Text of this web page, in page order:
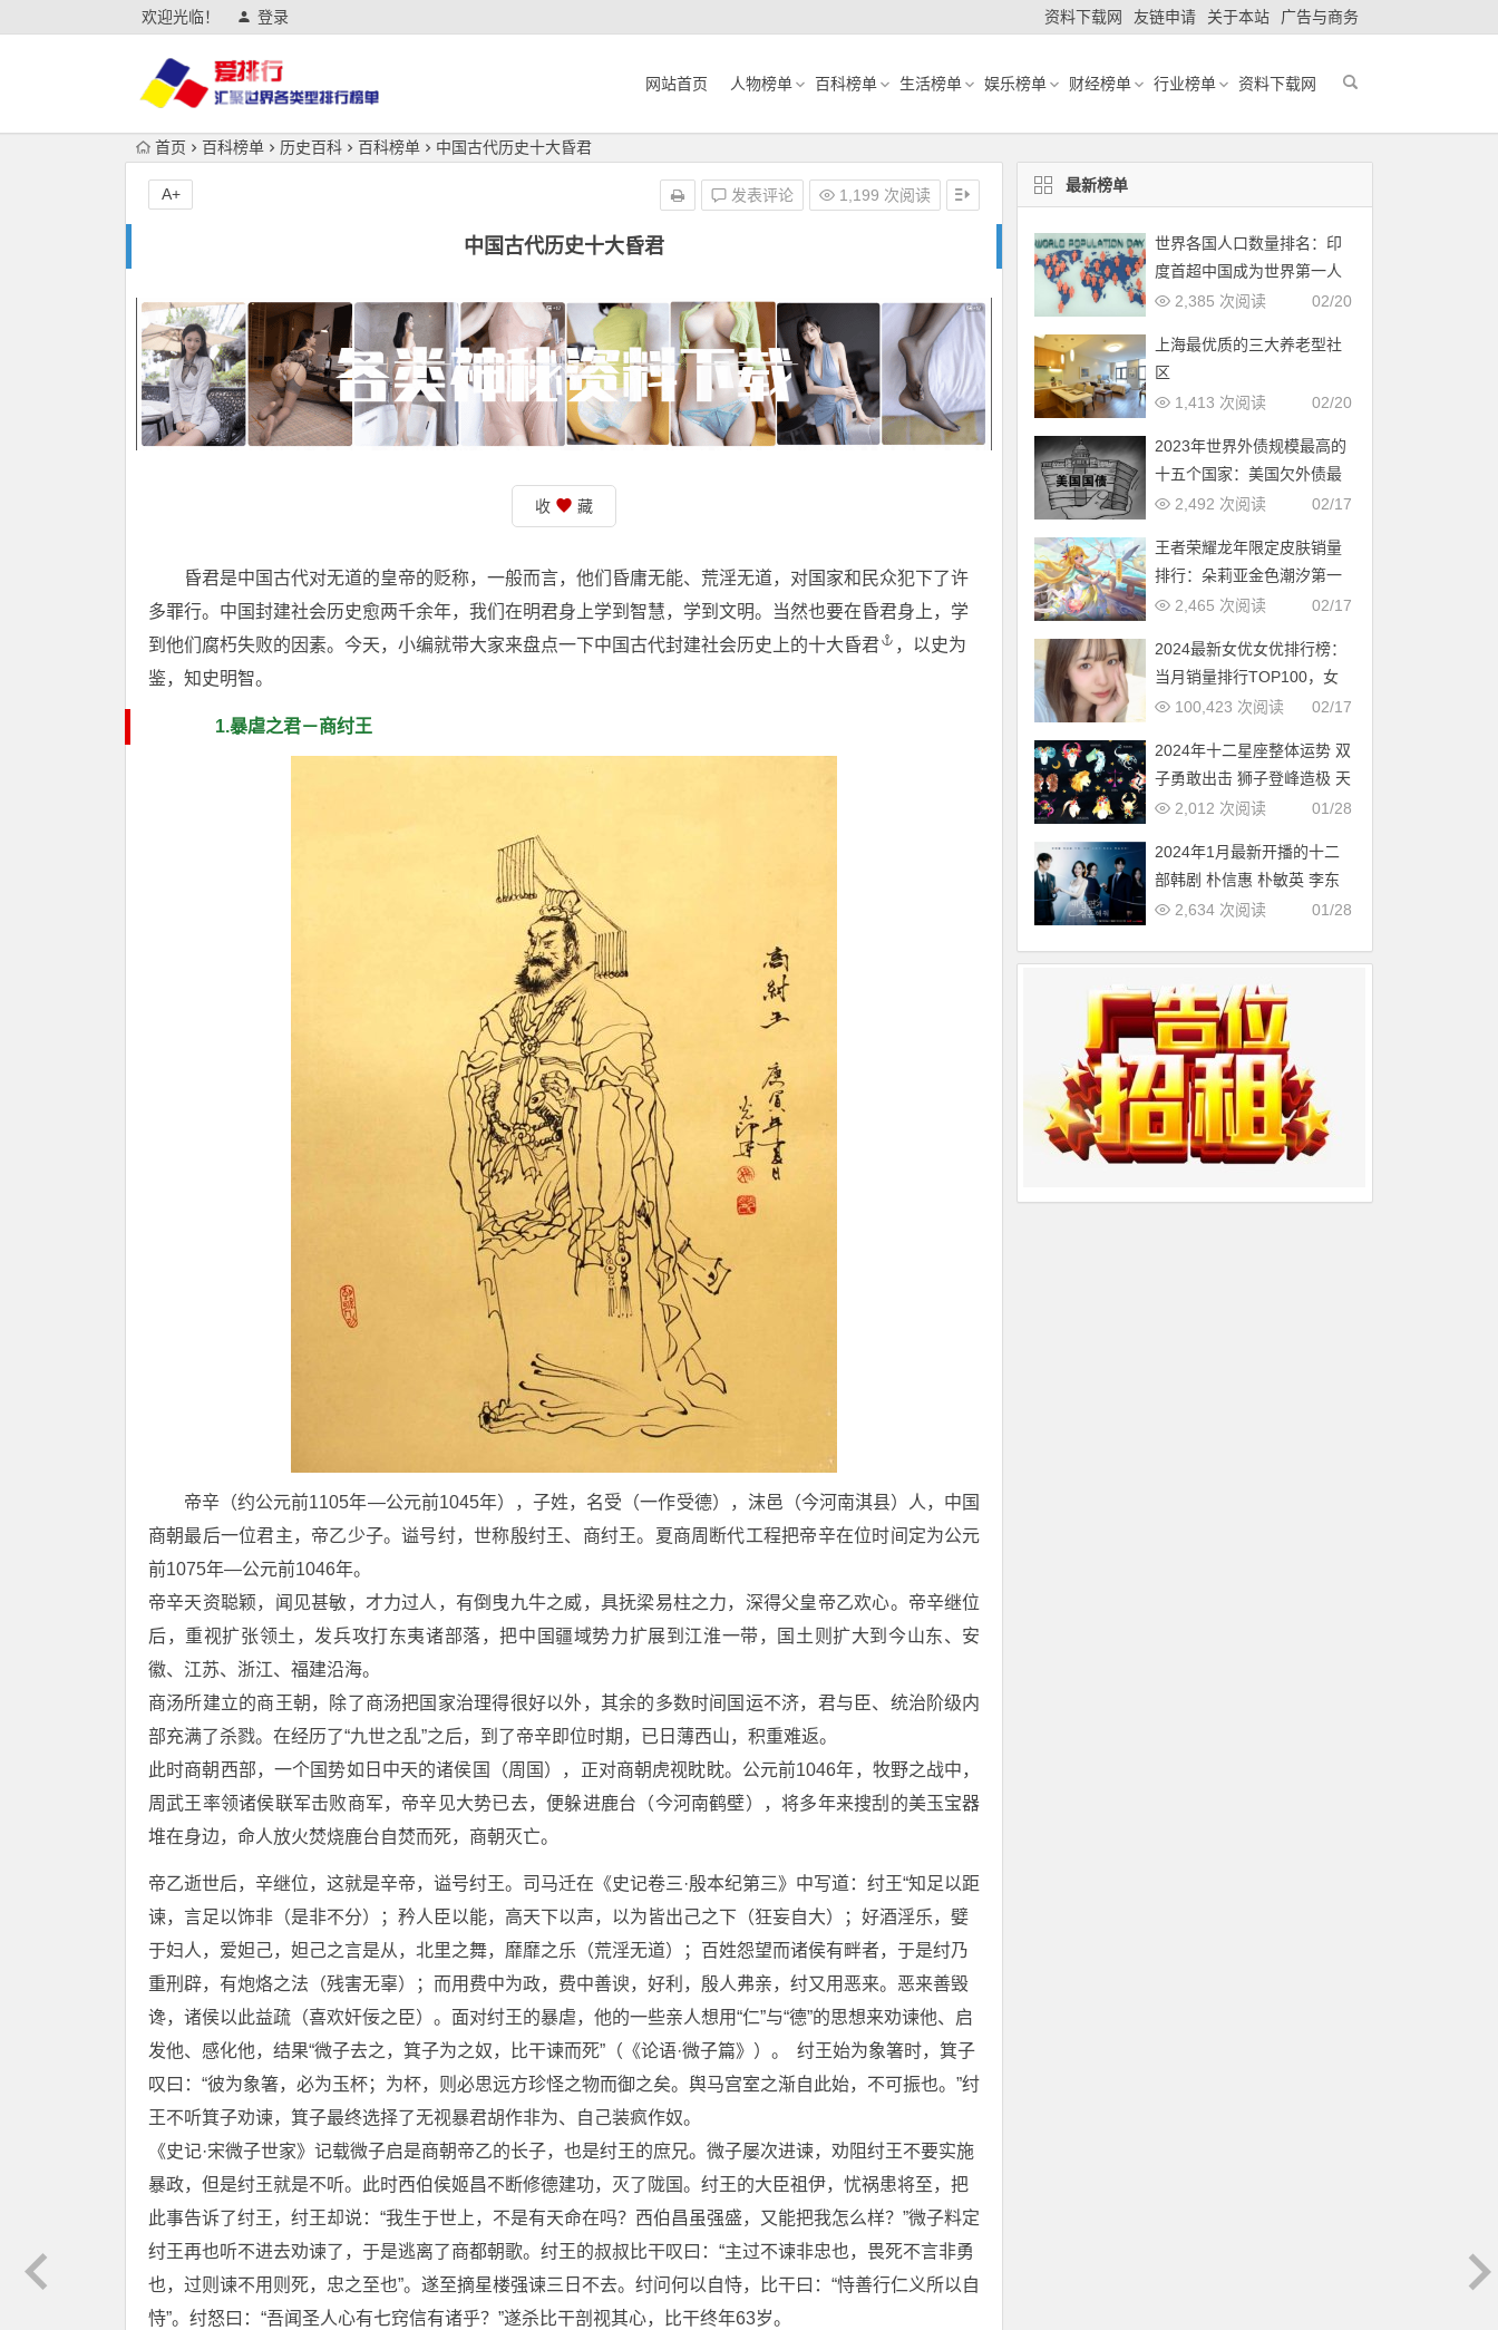
欢迎光临！ 登录 资料下载网 友链申请 关于本站 广告与商务
网站首页 人物榜单 百科榜单 生活榜单 娱乐榜单 财经榜单 行业榜单 资料下载网
首页 百科榜单 历史百科 百科榜单 中国古代历史十大昏君
中国古代历史十大昏君
发表评论 1,199 次阅读
A+
收 藏
昏君是中国古代对无道的皇帝的贬称，一般而言，他们昏庸无能、荒淫无道，对国家和民众犯下了许
多罪行。中国封建社会历史愈两千余年，我们在明君身上学到智慧，学到文明。当然也要在昏君身上，学
到他们腐朽失败的因素。今天，小编就带大家来盘点一下中国古代封建社会历史上的十大昏君
，以史为
鉴，知史明智。
1.暴虐之君－商纣王
帝辛（约公元前1105年―公元前1045年），子姓，名受（一作受德），沫邑（今河南淇县）人，中国
商朝最后一位君主，帝乙少子。谥号纣，世称殷纣王、商纣王。夏商周断代工程把帝辛在位时间定为公元
前1075年―公元前1046年。
帝辛天资聪颖，闻见甚敏，才力过人，有倒曳九牛之威，具抚梁易柱之力，深得父皇帝乙欢心。帝辛继位
后，重视扩张领土，发兵攻打东夷诸部落，把中国疆域势力扩展到江淮一带，国土则扩大到今山东、安
徽、江苏、浙江、福建沿海。
商汤所建立的商王朝，除了商汤把国家治理得很好以外，其余的多数时间国运不济，君与臣、统治阶级内
部充满了杀戮。在经历了“九世之乱”之后，到了帝辛即位时期，已日薄西山，积重难返。
此时商朝西部，一个国势如日中天的诸侯国（周国），正对商朝虎视眈眈。公元前1046年，牧野之战中，
周武王率领诸侯联军击败商军，帝辛见大势已去，便躲进鹿台（今河南鹤壁），将多年来搜刮的美玉宝器
堆在身边，命人放火焚烧鹿台自焚而死，商朝灭亡。
帝乙逝世后，辛继位，这就是辛帝，谥号纣王。司马迁在《史记卷三·殷本纪第三》中写道：纣王“知足以距
谏，言足以饰非（是非不分）；矜人臣以能，高天下以声，以为皆出己之下（狂妄自大）；好酒淫乐，嬖
于妇人，爱妲己，妲己之言是从，北里之舞，靡靡之乐（荒淫无道）；百姓怨望而诸侯有畔者，于是纣乃
重刑辟，有炮烙之法（残害无辜）；而用费中为政，费中善谀，好利，殷人弗亲，纣又用恶来。恶来善毁
谗，诸侯以此益疏（喜欢奸佞之臣）。面对纣王的暴虐，他的一些亲人想用“仁”与“德”的思想来劝谏他、启
发他、感化他，结果“微子去之，箕子为之奴，比干谏而死”（《论语·微子篇》）。
纣王始为象箸时，箕子
叹曰：“彼为象箸，必为玉杯；为杯，则必思远方珍怪之物而御之矣。舆马宫室之渐自此始，不可振也。”纣
王不听箕子劝谏，箕子最终选择了无视暴君胡作非为、自己装疯作奴。
《史记·宋微子世家》记载微子启是商朝帝乙的长子，也是纣王的庶兄。微子屡次进谏，劝阻纣王不要实施
暴政，但是纣王就是不听。此时西伯侯姬昌不断修德建功，灭了陇国。纣王的大臣祖伊，忧祸患将至，把
此事告诉了纣王，纣王却说：“我生于世上，不是有天命在吗？西伯昌虽强盛，又能把我怎么样？”微子料定
纣王再也听不进去劝谏了，于是逃离了商都朝歌。纣王的叔叔比干叹曰：“主过不谏非忠也，畏死不言非勇
也，过则谏不用则死，忠之至也”。遂至摘星楼强谏三日不去。纣问何以自恃，比干曰：“恃善行仁义所以自
恃”。纣怒曰：“吾闻圣人心有七窍信有诸乎？”遂杀比干剖视其心，比干终年63岁。
最新榜单
世界各国人口数量排名：印
度首超中国成为世界第一人
口大国
02/20
2,385 次阅读
上海最优质的三大养老型社
区
02/20
1,413 次阅读
2023年世界外债规模最高的
十五个国家：美国欠外债最
多，中国第几？
02/17
2,492 次阅读
王者荣耀龙年限定皮肤销量
排行：朵莉亚金色潮汐第一
02/17
2,465 次阅读
2024最新女优女优排行榜：
当月销量排行TOP100，女
优新人多多（2024年1月，
02/17
100,423 次阅读
2024年十二星座整体运势 双
子勇敢出击 狮子登峰造极 天
蝎适者生存 摩羯脱胎换骨01/28
2,012 次阅读
2024年1月最新开播的十二
部韩剧 朴信惠 朴敏英 李东
旭新剧必追
01/28
2,634 次阅读